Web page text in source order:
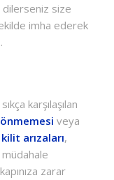
dilerseniz size
imha ederek
karşılaşılan
veya
kilit arızaları,
zarar